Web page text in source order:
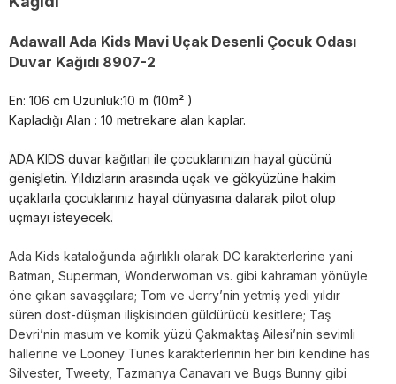
Adawall Ada Kids Mavi Uçak Desenli Çocuk Odası
Duvar Kağıdı 8907-2
En: 106 cm Uzunluk:10 m (10m² )
Kapladığı Alan : 10 metrekare alan kaplar.
ADA KIDS duvar kağıtları ile çocuklarınızın hayal gücünü
genişletin. Yıldızların arasında uçak ve gökyüzüne hakim
uçaklarla çocuklarınız hayal dünyasına dalarak pilot olup
uçmayı isteyecek.
Ada Kids kataloğunda ağırlıklı olarak DC karakterlerine yani
Batman, Superman, Wonderwoman vs. gibi kahraman yönüyle
öne çıkan savaşçılara; Tom ve Jerry’nin yetmiş yedi yıldır
süren dost-düşman ilişkisinden güldürücü kesitlere; Taş
Devri’nin masum ve komik yüzü Çakmaktaş Ailesi’nin sevimli
hallerine ve Looney Tunes karakterlerinin her biri kendine has
Silvester, Tweety, Tazmanya Canavarı ve Bugs Bunny gibi